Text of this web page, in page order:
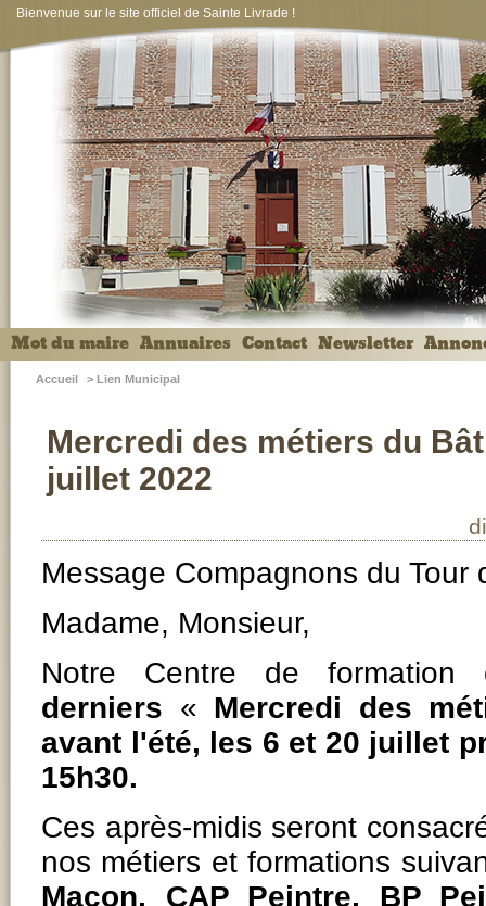
Bienvenue sur le site officiel de Sainte Livrade !
Mot du maire Annuaires Contact Newsletter
Accueil > Lien Municipal
Mercredi des métiers du
juillet 2022
Message Compagnons du Tour
Madame, Monsieur,
Notre Centre de formation
derniers « Mercredi des
avant l'été, les 6 et 20 juillet
15h30.
Ces après-midis seront
nos métiers et formations
Maçon, CAP Peintre, BP